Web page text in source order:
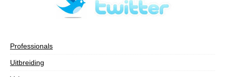
Professionals
Uitbreiding